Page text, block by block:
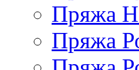
Пряжа
Пряжа